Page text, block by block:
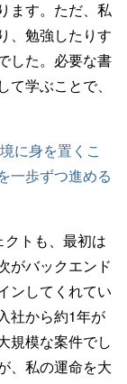
ます。ただ、私
、勉強したりす
した。必要な書
学ぶことで、
に身を置くこ
一歩ずつ進める
トも、最初は
がバックエンド
ンしてくれてい
社から約1年が
規模な案件でし
、私の運命を大